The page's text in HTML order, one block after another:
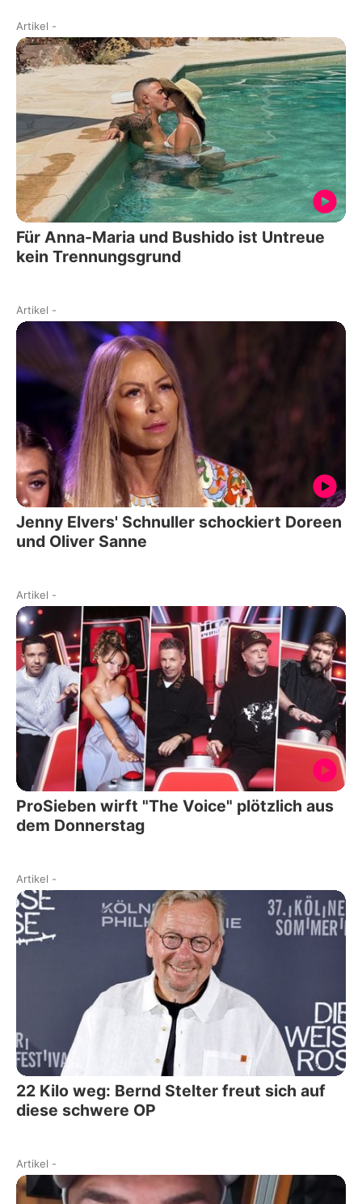
Artikel -
Für Anna-Maria und Bushido ist Untreue
kein Trennungsgrund
Artikel -
Jenny Elvers' Schnuller schockiert Doreen
und Oliver Sanne
Artikel -
ProSieben wirft "The Voice" plötzlich aus
dem Donnerstag
Artikel -
22 Kilo weg: Bernd Stelter freut sich auf
diese schwere OP
Artikel -